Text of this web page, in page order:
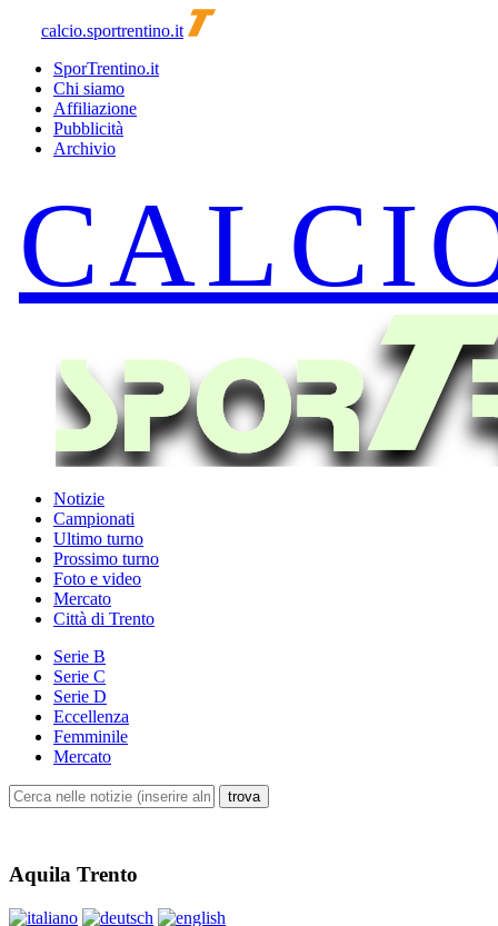
calcio.sportrentino.it
SporTrentino.it
Chi siamo
Affiliazione
Pubblicità
Archivio
Notizie
Campionati
Ultimo turno
Prossimo turno
Foto e video
Mercato
Città di Trento
Serie B
Serie C
Serie D
Eccellenza
Femminile
Mercato
Aquila Trento